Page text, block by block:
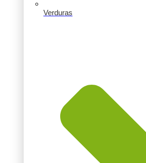
Verduras